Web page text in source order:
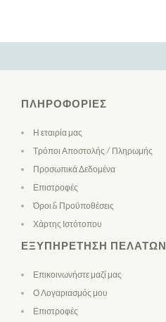
ΠΛΗΡΟΦΟΡΊΕΣ
Η εταιρία μας
Τρόποι Αποστολής / Πληρωμής
Προσωπικά Δεδομένα
Επιστροφές
Όροι & Προϋποθέσεις
Χάρτης Ιστότοπου
ΕΞΥΠΗΡΈΤΗΣΗ ΠΕΛΑΤΏΝ
Επικοινωνήστε μαζί μας
Ο Λογαριασμός μου
Επιστροφές